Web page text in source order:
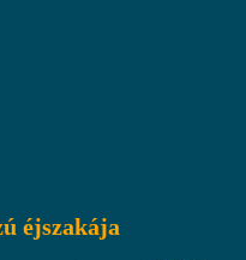
éjszakája